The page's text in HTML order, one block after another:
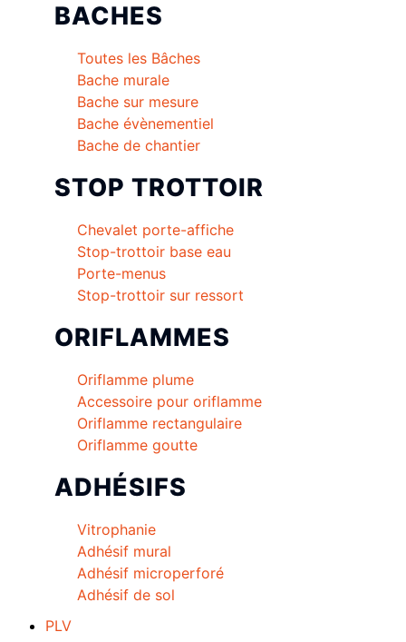
BACHES
Toutes les Bâches
Bache murale
Bache sur mesure
Bache évènementiel
Bache de chantier
STOP TROTTOIR
Chevalet porte-affiche
Stop-trottoir base eau
Porte-menus
Stop-trottoir sur ressort
ORIFLAMMES
Oriflamme plume
Accessoire pour oriflamme
Oriflamme rectangulaire
Oriflamme goutte
ADHÉSIFS
Vitrophanie
Adhésif mural
Adhésif microperforé
Adhésif de sol
PLV